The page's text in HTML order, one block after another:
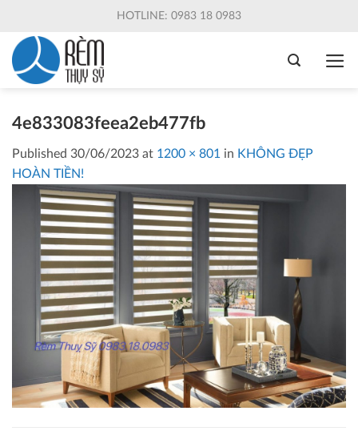
content
HOTLINE: 0983 18 0983
4e833083feea2eb477fb
Published 30/06/2023 at 1200 × 801 in KHÔNG ĐẸP
HOÀN TIỀN!